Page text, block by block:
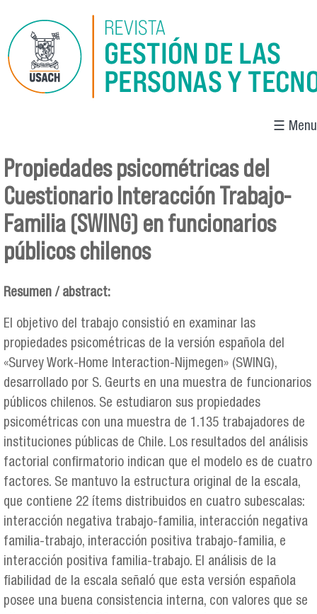
☰ Menu
Se encuentra usted aquí
Propiedades psicométricas del
Cuestionario Interacción Trabajo-
Familia (SWING) en funcionarios
públicos chilenos
Resumen / abstract:
El objetivo del trabajo consistió en examinar las
propiedades psicométricas de la versión española del
«Survey Work-Home Interaction-Nijmegen» (SWING),
desarrollado por S. Geurts en una muestra de funcionarios
públicos chilenos. Se estudiaron sus propiedades
psicométricas con una muestra de 1.135 trabajadores de
instituciones públicas de Chile. Los resultados del análisis
factorial confirmatorio indican que el modelo es de cuatro
factores. Se mantuvo la estructura original de la escala,
que contiene 22 ítems distribuidos en cuatro subescalas:
interacción negativa trabajo-familia, interacción negativa
familia-trabajo, interacción positiva trabajo-familia, e
interacción positiva familia-trabajo. El análisis de la
fiabilidad de la escala señaló que esta versión española
posee una buena consistencia interna, con valores que se